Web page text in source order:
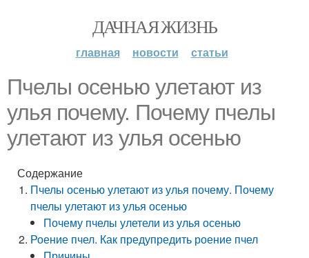
ДАЧНАЯ ЖИЗНЬ
главная новости статьи
Пчелы осенью улетают из
улья почему. Почему пчелы
улетают из улья осенью
Содержание
Пчелы осенью улетают из улья почему. Почему
пчелы улетают из улья осенью
Почему пчелы улетели из улья осенью
Роение пчел. Как предупредить роение пчел